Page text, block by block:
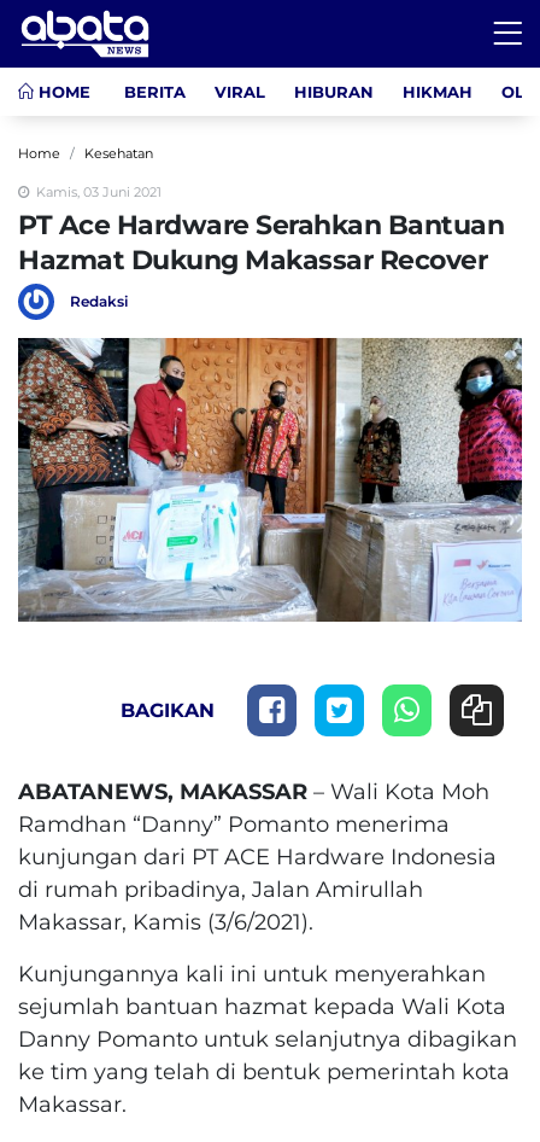
HOME BERITA VIRAL HIBURAN HIKMAH
Home Kesehatan
Kamis, 03 Juni 2021
PT Ace Hardware Serahkan Bantuan
Hazmat Dukung Makassar Recover
Redaksi
BAGIKAN
ABATANEWS, MAKASSAR – Wali Kota Moh
Ramdhan “Danny” Pomanto menerima
kunjungan dari PT ACE Hardware Indonesia
di rumah pribadinya, Jalan Amirullah
Makassar, Kamis (3/6/2021).
Kunjungannya kali ini untuk menyerahkan
sejumlah bantuan hazmat kepada Wali Kota
Danny Pomanto untuk selanjutnya dibagikan
ke tim yang telah di bentuk pemerintah kota
Makassar.